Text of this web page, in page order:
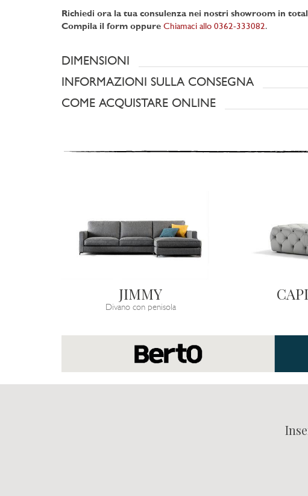
Richiedi ora la tua consulenza nei nostri showroom in
Compila il form oppure Chiamaci allo 0362-333082.
DIMENSIONI
INFORMAZIONI SULLA CONSEGNA
COME ACQUISTARE ONLINE
JIMMY
Divano con penisola